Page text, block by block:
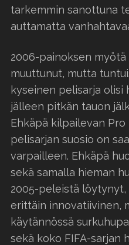
tarkemmin sanottuna
auttamatta
2006-painoksen myötä
muuttunut, mutta
kyseinen pelisarja olisi
jälleen pitkän tauon
Ehkäpä kilpailevan
pelisarjan suosio on
varpailleen. Ehkäpä
sekä samalla hieman
2005-peleistä löytynyt,
erittäin innovatiivinen,
käytännössä
sekä koko FIFA-sarjan